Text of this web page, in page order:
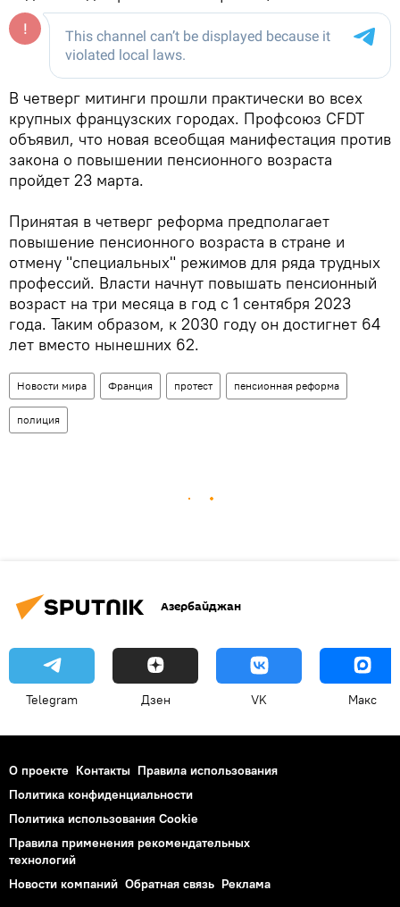
В четверг митинги прошли практически во всех
крупных французских городах. Профсоюз CFDT
объявил, что новая всеобщая манифестация против
закона о повышении пенсионного возраста
пройдет 23 марта.
Принятая в четверг реформа предполагает
повышение пенсионного возраста в стране и
отмену "специальных" режимов для ряда трудных
профессий. Власти начнут повышать пенсионный
возраст на три месяца в год с 1 сентября 2023
года. Таким образом, к 2030 году он достигнет 64
лет вместо нынешних 62.
Новости мира Франция протест пенсионная реформа
полиция
Азербайджан
Telegram Дзен VK Макс
О проекте Контакты Правила использования
Политика конфиденциальности
Политика использования Cookie
Правила применения рекомендательных
технологий
Новости компаний Обратная связь Реклама